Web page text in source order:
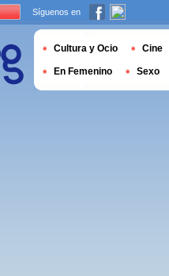
Síguenos en
Cultura y Ocio Cine
En Femenino Sexo